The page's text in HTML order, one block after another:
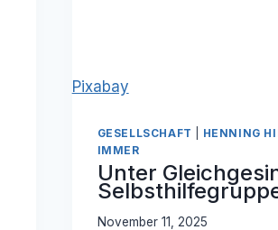
Pixabay
GESELLSCHAFT
HENNING
IMMER
Unter
November 11, 2025